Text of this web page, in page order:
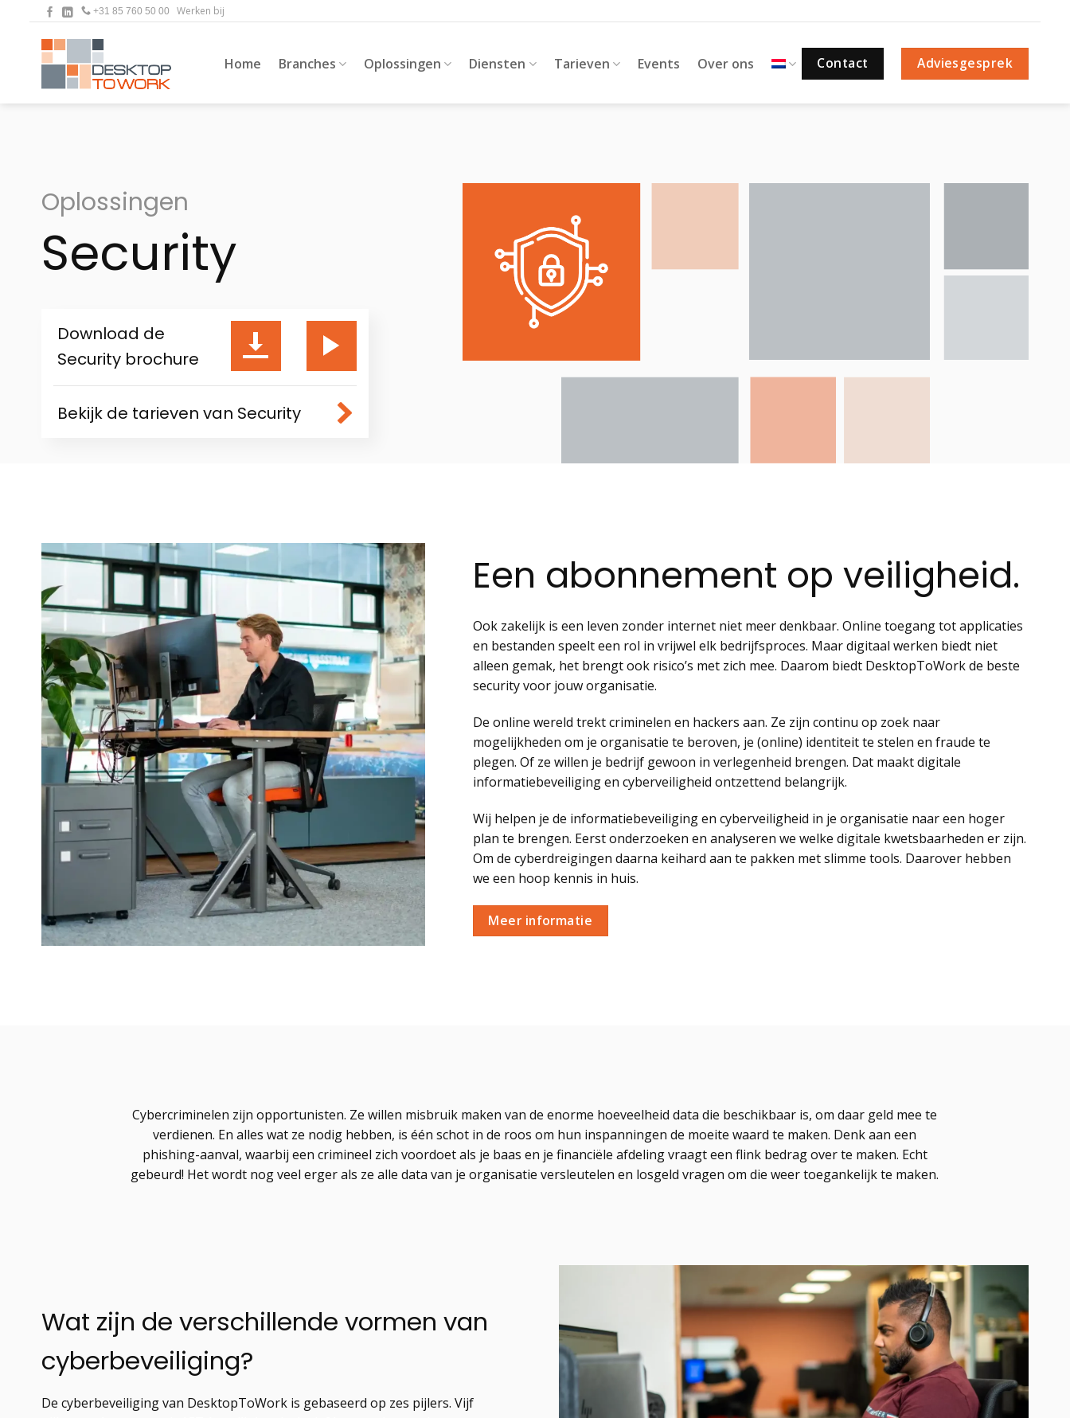
+31 85 760 50 00 Werken bij
Home Branches Oplossingen Diensten Tarieven Events Over ons Contact Adviesgesprek
Oplossingen
Security
Download de
Security brochure
Bekijk de tarieven van Security
Een abonnement op veiligheid.
Ook zakelijk is een leven zonder internet niet meer denkbaar. Online toegang tot applicaties
en bestanden speelt een rol in vrijwel elk bedrijfsproces. Maar digitaal werken biedt niet
alleen gemak, het brengt ook risico’s met zich mee. Daarom biedt DesktopToWork de beste
security voor jouw organisatie.
De online wereld trekt criminelen en hackers aan. Ze zijn continu op zoek naar
mogelijkheden om je organisatie te beroven, je (online) identiteit te stelen en fraude te
plegen. Of ze willen je bedrijf gewoon in verlegenheid brengen. Dat maakt digitale
informatiebeveiliging en cyberveiligheid ontzettend belangrijk.
Wij helpen je de informatiebeveiliging en cyberveiligheid in je organisatie naar een hoger
plan te brengen. Eerst onderzoeken en analyseren we welke digitale kwetsbaarheden er zijn.
Om de cyberdreigingen daarna keihard aan te pakken met slimme tools. Daarover hebben
we een hoop kennis in huis.
Meer informatie
Cybercriminelen zijn opportunisten. Ze willen misbruik maken van de enorme hoeveelheid data die beschikbaar is, om daar geld mee te
verdienen. En alles wat ze nodig hebben, is één schot in de roos om hun inspanningen de moeite waard te maken. Denk aan een
phishing-aanval, waarbij een crimineel zich voordoet als je baas en je financiële afdeling vraagt een flink bedrag over te maken. Echt
gebeurd! Het wordt nog veel erger als ze alle data van je organisatie versleutelen en losgeld vragen om die weer toegankelijk te maken.
Wat zijn de verschillende vormen van
cyberbeveiliging?
De cyberbeveiliging van DesktopToWork is gebaseerd op zes pijlers. Vijf